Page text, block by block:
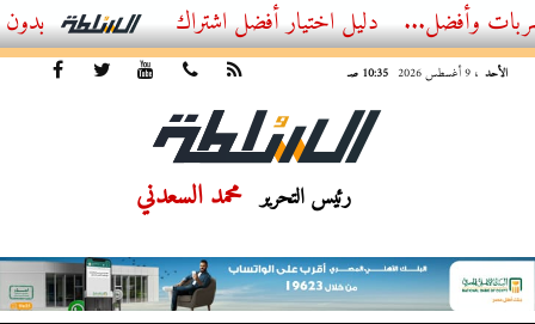
أفضل اشتراك IPTV بدون تقطيع 2026 – دليل المشاهد العصري
الأحد ، 9 أغسطس 2026 10:35 صـ
رئيس التحرير محمد السعدني